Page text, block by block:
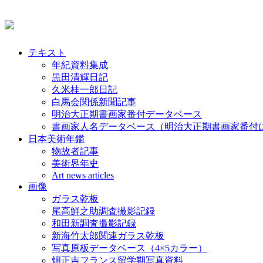
テキスト
年紀資料集成
黒田清輝日記
久米桂一郎日記
白馬会関係新聞記事
明治大正期書画家番付データベース
書画家人名データベース（明治大正期書画家番付
日本美術年鑑
物故者記事
美術界年史
Art news articles
画像
ガラス乾板
尾高鮮之助調査撮影記録
和田新調査撮影記録
新海竹太郎関連ガラス乾板
写真原板データベース（4×5カラー）
畑正吉フランス留学期写真資料